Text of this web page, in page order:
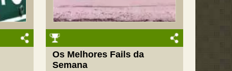
Os Melhores Fails da
Semana